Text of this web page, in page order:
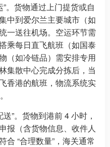
。货物通过上门提货或自
中到爱尔兰主要城市（如
一送往机场。空运环节需
乘每日直飞航班（如国泰
（如冷链品）需安排专用
集散中心完成分拣后，当
香港的航班，物流系统实
”。货物到港前 4 小时，
报（含货物信息、收件人
合 “合理数量”，海关通常